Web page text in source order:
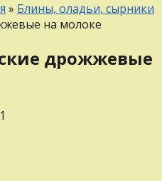
» Блины, оладьи, сырники
на молоке
дрожжевые